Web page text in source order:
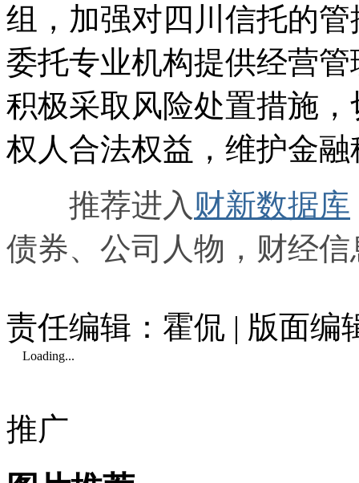
组，加强对四川信托的
委托专业机构提供经营
积极采取风险处置措施
权人合法权益，维护金
推荐进入 财新数据库
债券、公司人物，财经
责任编辑：霍侃 | 版面编
Loading...
推广